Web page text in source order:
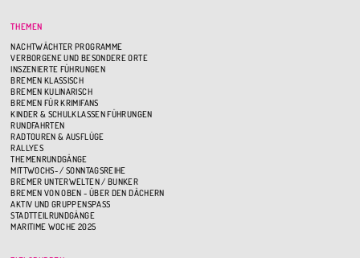
THEMEN
NACHTWÄCHTER PROGRAMME
VERBORGENE UND BESONDERE ORTE
INSZENIERTE FÜHRUNGEN
BREMEN KLASSISCH
BREMEN KULINARISCH
BREMEN FÜR KRIMIFANS
KINDER & SCHULKLASSEN FÜHRUNGEN
RUNDFAHRTEN
RADTOUREN & AUSFLÜGE
RALLYES
THEMENRUNDGÄNGE
MITTWOCHS- / SONNTAGSREIHE
BREMER UNTERWELTEN / BUNKER
BREMEN VON OBEN - ÜBER DEN DÄCHERN
AKTIV UND GRUPPENSPASS
STADTTEILRUNDGÄNGE
MARITIME WOCHE 2025